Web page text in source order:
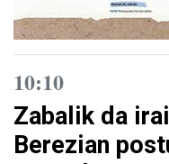
10:10
Zabalik da
Berezian